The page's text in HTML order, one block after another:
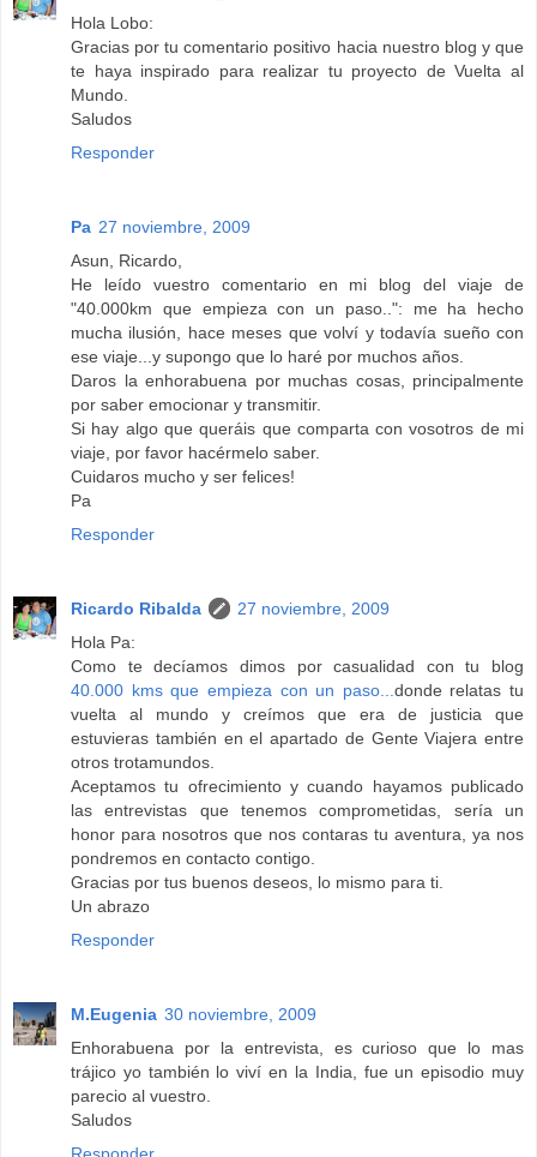
Hola Lobo:
Gracias por tu comentario positivo hacia nuestro blog y que
te haya inspirado para realizar tu proyecto de Vuelta al
Mundo.
Saludos
Responder
Pa 27 noviembre, 2009
Asun, Ricardo,
He leído vuestro comentario en mi blog del viaje de
"40.000km que empieza con un paso..": me ha hecho
mucha ilusión, hace meses que volví y todavía sueño con
ese viaje...y supongo que lo haré por muchos años.
Daros la enhorabuena por muchas cosas, principalmente
por saber emocionar y transmitir.
Si hay algo que queráis que comparta con vosotros de mi
viaje, por favor hacérmelo saber.
Cuidaros mucho y ser felices!
Pa
Responder
Ricardo Ribalda
27 noviembre, 2009
Hola Pa:
Como te decíamos dimos por casualidad con tu blog
40.000 kms que empieza con un paso... donde relatas tu
vuelta al mundo y creímos que era de justicia que
estuvieras también en el apartado de Gente Viajera entre
otros trotamundos.
Aceptamos tu ofrecimiento y cuando hayamos publicado
las entrevistas que tenemos comprometidas, sería un
honor para nosotros que nos contaras tu aventura, ya nos
pondremos en contacto contigo.
Gracias por tus buenos deseos, lo mismo para ti.
Un abrazo
Responder
M.Eugenia 30 noviembre, 2009
Enhorabuena por la entrevista, es curioso que lo mas
trájico yo también lo viví en la India, fue un episodio muy
parecio al vuestro.
Saludos
Responder